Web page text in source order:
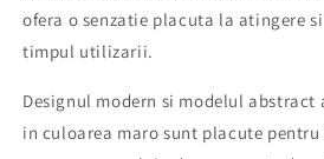
ofera o senzatie placuta la atingere
timpul utilizarii.
Designul modern si modelul
in culoarea maro sunt placute